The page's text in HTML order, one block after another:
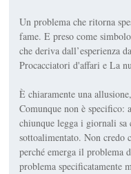
Un problema che ritorna
fame. E preso come
che deriva dall’esperienza
Procacciatori d'affari e La
È chiaramente una
Comunque non è
chiunque legga i giornali sa
sottoalimentato. Non credo
perché emerga il problema
problema specificatamente